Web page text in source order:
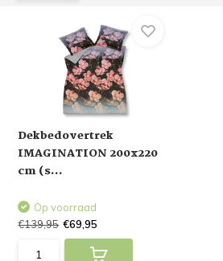
Dekbedovertrek
IMAGINATION 200x220
cm (s...
Op voorraad
€139,95 €69,95